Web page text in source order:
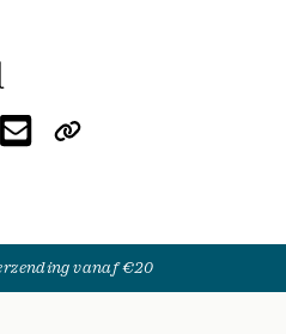
vanaf €20